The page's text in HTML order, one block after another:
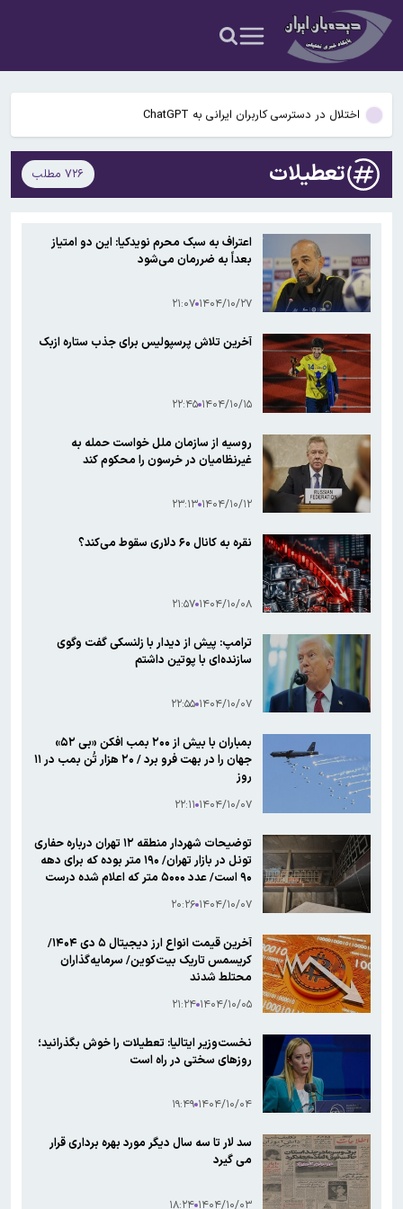
نمی‌پذیریم
راز رنگ آبی در صندلی های هواپیما چیست؟
گوگل اسیستنت ماه آینده در اندروید غیرفعال و جمینای جایگزین آن
می‌شود
اختلال در دسترسی کاربران ایرانی به ChatGPT
پنجره نقل‌وانتقالات استقلال بسته ماند؛ ثبت قرارداد بازیکنان ممنوع شد
سخنگوی کمیسیون امنیت ملی: کریدور تحمیلی آمریکا در تنگه هرمز را
راز رنگ آبی در صندلی های هواپیما چیست؟
گوگل اسیستنت ماه آینده در اندروید غیرفعال و جمینای جایگزین آن
می‌شود
…
تعطیلات ۷۲۶ مطلب
اعتراف به سبک محرم نویدکیا: این دو امتیاز
بعداً به ضررمان می‌شود
۱۴۰۴/۱۰/۲۷ ۲۱:۰۷
آخرین تلاش پرسپولیس برای جذب ستاره ازبک
۱۴۰۴/۱۰/۱۵ ۲۲:۴۵
روسیه از سازمان ملل خواست حمله به
غیرنظامیان در خرسون را محکوم کند
۱۴۰۴/۱۰/۱۲ ۲۳:۱۳
نقره به کانال ۶۰ دلاری سقوط می‌کند؟
۱۴۰۴/۱۰/۰۸ ۲۱:۵۷
ترامپ: پیش از دیدار با زلنسکی گفت‌ وگوی
سازنده‌ای با پوتین داشتم
۱۴۰۴/۱۰/۰۷ ۲۲:۵۵
بمباران با بیش از ۲۰۰ بمب افکن «بی ۵۲»
جهان را در بهت فرو برد / ۲۰ هزار تُن بمب در ۱۱
روز
۱۴۰۴/۱۰/۰۷ ۲۲:۱۱
توضیحات شهردار منطقه ۱۲ تهران درباره حفاری‌
تونل در بازار تهران/ ۱۹۰ متر بوده که برای دهه
۹۰ است/ عدد ۵۰۰۰ متر که اعلام شده درست
۱۴۰۴/۱۰/۰۷ ۲۰:۲۶
آخرین قیمت انواع ارز دیجیتال ۵ دی ۱۴۰۴/
کریسمس تاریک بیت‌کوین/ سرمایه‌گذاران
محتلط شدند
۱۴۰۴/۱۰/۰۵ ۲۱:۲۴
نخست‌وزیر ایتالیا: تعطیلات را خوش بگذرانید؛
روزهای سختی در راه است
۱۴۰۴/۱۰/۰۴ ۱۹:۴۹
سد لار تا سه سال دیگر مورد بهره برداری قرار
می گیرد
۱۴۰۴/۱۰/۰۳ ۱۸:۲۴